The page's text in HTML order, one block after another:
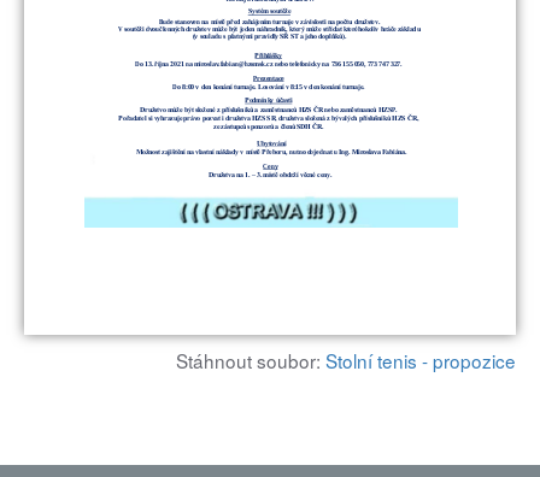
Stáhnout soubor: Stolní tenis - propozice